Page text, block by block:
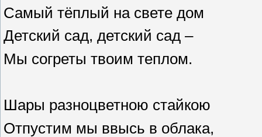
Самый тёплый на свете дом
Детский сад, детский сад –
Мы согреты твоим теплом.
Шары разноцветною стайкою
Отпустим мы ввысь в облака,